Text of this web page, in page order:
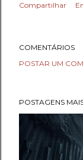
Compartilhar
COMENTÁRIOS
POSTAR UM
POSTAGENS